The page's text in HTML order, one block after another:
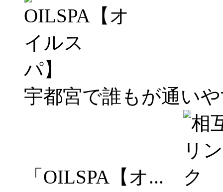
宇都宮で誰もが通い
「OILSPA【オ...